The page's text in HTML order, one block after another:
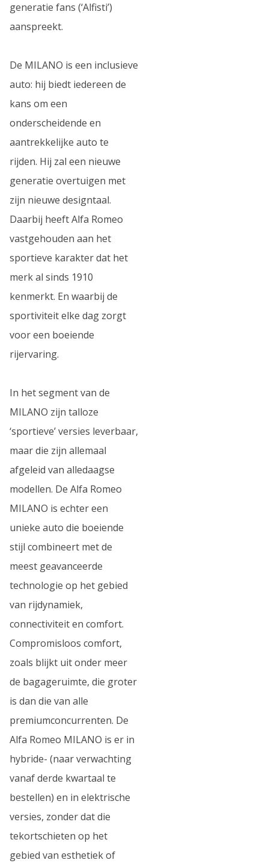
generatie fans (‘Alfisti’)
aanspreekt.
De MILANO is een inclusieve
auto: hij biedt iedereen de
kans om een
onderscheidende en
aantrekkelijke auto te
rijden. Hij zal een nieuwe
generatie overtuigen met
zijn nieuwe designtaal.
Daarbij heeft Alfa Romeo
vastgehouden aan het
sportieve karakter dat het
merk al sinds 1910
kenmerkt. En waarbij de
sportiviteit elke dag zorgt
voor een boeiende
rijervaring.
In het segment van de
MILANO zijn talloze
‘sportieve’ versies leverbaar,
maar die zijn allemaal
afgeleid van alledaagse
modellen. De Alfa Romeo
MILANO is echter een
unieke auto die boeiende
stijl combineert met de
meest geavanceerde
technologie op het gebied
van rijdynamiek,
connectiviteit en comfort.
Compromisloos comfort,
zoals blijkt uit onder meer
de bagageruimte, die groter
is dan die van alle
premiumconcurrenten. De
Alfa Romeo MILANO is er in
hybride- (naar verwachting
vanaf derde kwartaal te
bestellen) en in elektrische
versies, zonder dat die
tekortschieten op het
gebied van esthetiek of